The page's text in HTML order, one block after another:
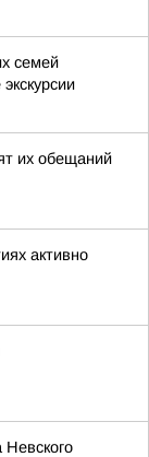
семей
их обещаний
активно